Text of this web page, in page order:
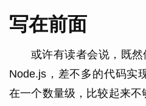
写在前面
或许有读者会说，既
Node.js，差不多的代码实
在一个数量级，比较起来